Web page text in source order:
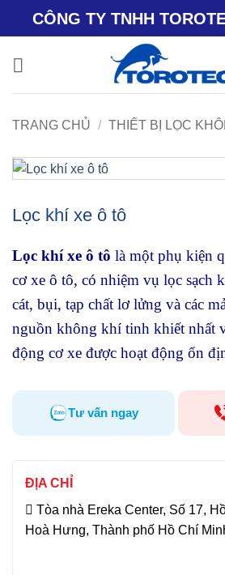
dung
CÔNG TY TNHH
TRANG CHỦ / THIẾT BỊ LỌC
Lọc khí xe ô tô
Lọc khí xe ô tô là một phụ kiện
cơ xe ô tô, có nhiệm vụ lọc sạch
cát, bụi, tạp chất lơ lửng và các
nguồn không khí tinh khiết nhất
động cơ xe được hoạt động ổn
Tư vấn ngay
ĐỊA CHỈ
Tòa nhà Ereka Center, Số 17,
Hoà Hưng, Thành phố Hồ Chí